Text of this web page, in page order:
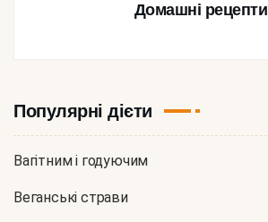
Домашні рецепти
Популярні дієти
Вагітним і годуючим
Веганські страви